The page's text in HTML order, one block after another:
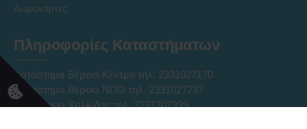
Δωροκάρτες
Πληροφορίες Καταστήματων
Κατάστημα Βέροια Κέντρο τηλ. 2331027170
Κατάστημα Βέροια ΝΠΟ τηλ. 2331027237
Κατάστημα Χαλκίδας τηλ. 2221307939